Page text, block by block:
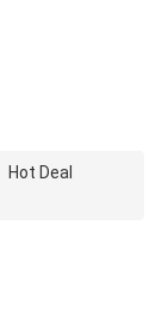
Hot Deal